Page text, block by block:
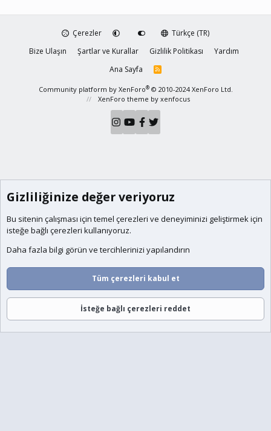
Çerezler
Türkçe (TR)
Bize Ulaşın
Şartlar ve Kurallar Gizlilik Politikası
Yardım
Ana Sayfa
R
S
Community platform by XenForo® © 2010-2024 XenForo Ltd.
XenForo theme by xenfocus
Gizliliğinize değer veriyoruz
Bu sitenin çalışması için temel çerezleri ve deneyiminizi geliştirmek için
isteğe bağlı çerezleri kullanıyoruz.
Daha fazla bilgi görün ve tercihlerinizi yapılandırın
Tüm çerezleri kabul et
İsteğe bağlı çerezleri reddet